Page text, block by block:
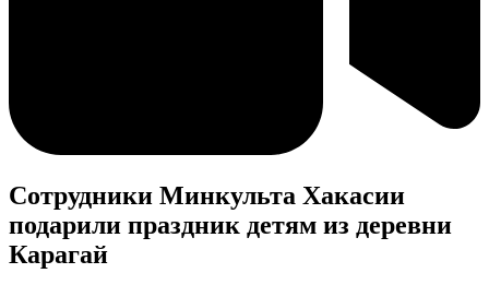
Сотрудники Минкульта Хакасии
подарили праздник детям из деревни
Карагай